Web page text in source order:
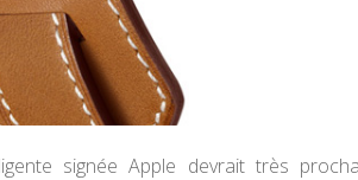
signée Apple devrait très